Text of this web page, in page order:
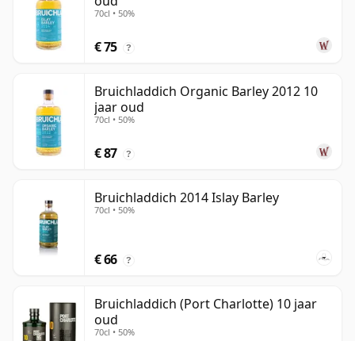
70cl • 50%
€ 75 ?
Bruichladdich Organic Barley 2012 10
jaar oud
70cl • 50%
€ 87 ?
Bruichladdich 2014 Islay Barley
70cl • 50%
€ 66 ?
Bruichladdich (Port Charlotte) 10 jaar
oud
70cl • 50%